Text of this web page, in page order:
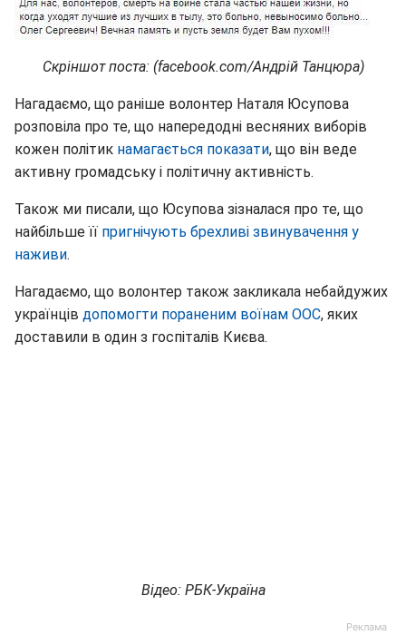
Скріншот поста: (facebook.com/Андрій Танцюра)
Нагадаємо, що раніше волонтер Наталя Юсупова
розповіла про те, що напередодні весняних виборів
кожен політик намагається показати, що він веде
активну громадську і політичну активність.
Також ми писали, що Юсупова зізналася про те, що
найбільше її пригнічують брехливі звинувачення у
наживи.
Нагадаємо, що волонтер також закликала небайдужих
українців допомогти пораненим воїнам ООС, яких
доставили в один з госпіталів Києва.
Відео: РБК-Україна